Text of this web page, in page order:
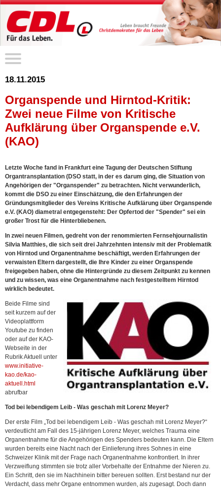
18.11.2015
Organspende und Hirntod-Kritik:
Zwei neue Filme von Kritische
Aufklärung über Organspende e.V.
(KAO)
Letzte Woche fand in Frankfurt eine Tagung der Deutschen Stiftung
Organtransplantation (DSO statt, in der es darum ging, die Situation von
Angehörigen der "Organspender" zu betrachten. Nicht verwunderlich,
kommt die DSO zu einer Einschätzung, die den Erfahrungen der
Gründungsmitglieder des Vereins Kritische Aufklärung über Organspende
e.V. (KAO) diametral entgegensteht: Der Opfertod der "Spender" sei ein
großer Trost für die Hinterbliebenen.
In zwei neuen Filmen, gedreht von der renommierten Fernsehjournalistin
Silvia Matthies, die sich seit drei Jahrzehnten intensiv mit der Problematik
von Hirntod und Organentnahme beschäftigt, werden Erfahrungen der
verwaisten Eltern dargestellt, die Ihre Kinder zu einer Organspende
freigegeben haben, ohne die Hintergründe zu diesem Zeitpunkt zu kennen
und zu wissen, was eine Organentnahme nach festgestelltem Hirntod
wirklich bedeutet.
Beide Filme sind
seit kurzem auf der
Videoplattform
Youtube zu finden
oder auf der KAO-
Webseite in der
Rubrik Aktuell unter
www.initiative-
kao.de/kao-
aktuell.html
abrufbar
Tod bei lebendigem Leib - Was geschah mit Lorenz Meyer?
Der erste Film „Tod bei lebendigem Leib - Was geschah mit Lorenz Meyer?“
verdeutlicht am Fall des 15-jährigen Lorenz Meyer, welches Trauma eine
Organentnahme für die Angehörigen des Spenders bedeuten kann. Die Eltern
wurden bereits eine Nacht nach der Einlieferung ihres Sohnes in eine
Schweizer Klinik mit der Frage nach Organentnahme konfrontiert. In ihrer
Verzweiflung stimmten sie trotz aller Vorbehalte der Entnahme der Nieren zu.
Ein Schritt, den sie im Nachhinein bitter bereuen sollten. Erst bestand nur der
Verdacht, dass mehr Organe entnommen wurden, als zugesagt. Doch dann